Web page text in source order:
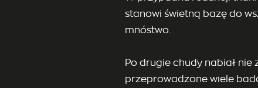
stanowi świetną bazę do
mnóstwo.
Po drugie chudy nabiał nie
przeprowadzone wiele